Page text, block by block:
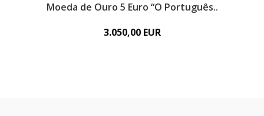
Moeda de Ouro 5 Euro “O Português..
3.050,00 EUR